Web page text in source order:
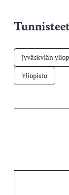
Jyväskylän
Yliopisto